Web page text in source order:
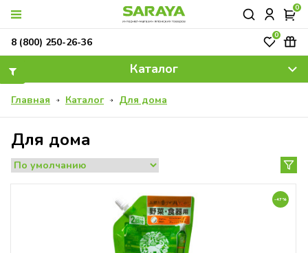
0
0
8 (800) 250-26-36
Каталог
Главная Каталог Для дома
Для дома
-47%